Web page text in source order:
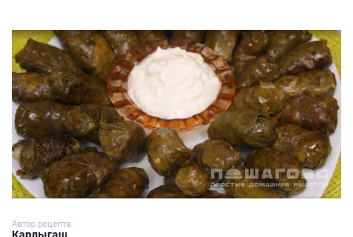
Долма с соусом мацони
Автор рецепта: